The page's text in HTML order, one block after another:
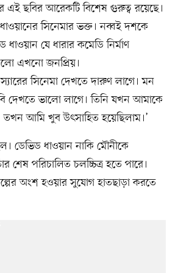
এই ছবির আরেকটি বিশেষ গুরুত্ব রয়েছে।
সিনেমার ভক্ত। নব্বই দশকে
ধাওয়ান যে ধারার কমেডি নির্মাণ
এখনো জনপ্রিয়।
সিনেমা দেখতে দারুণ লাগে। মন
দেখতে ভালো লাগে। তিনি যখন আমাকে
তখন আমি খুব উৎসাহিত হয়েছিলাম।’
ডেভিড ধাওয়ান নাকি মৌনীকে
শেষ পরিচালিত চলচ্চিত্র হতে পারে।
অংশ হওয়ার সুযোগ হাতছাড়া করতে